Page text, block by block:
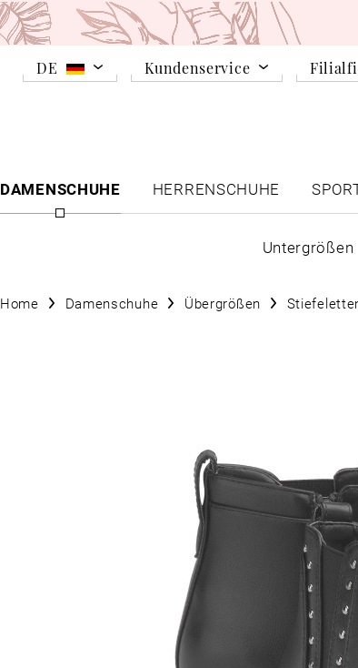
DE Kundenservice
DAMENSCHUHE
HERRENSCHUHE
Untergrößen
Home Damenschuhe Übergrößen